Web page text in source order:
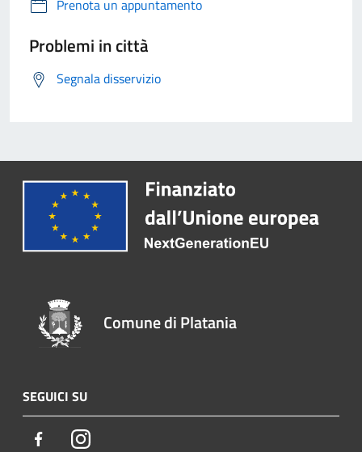
Prenota un appuntamento
Problemi in città
Segnala disservizio
Comune di Platania
SEGUICI SU
FacebookInstagram